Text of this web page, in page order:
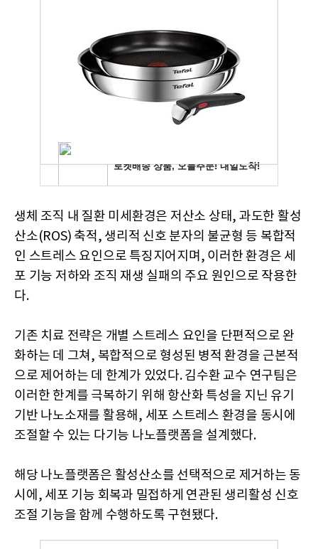
생체 조직 내 질환 미세환경은 저산소 상태, 과도한 활성
산소(ROS) 축적, 생리적 신호 분자의 불균형 등 복합적
인 스트레스 요인으로 특징지어지며, 이러한 환경은 세
포 기능 저하와 조직 재생 실패의 주요 원인으로 작용한
다.
기존 치료 전략은 개별 스트레스 요인을 단편적으로 완
화하는 데 그쳐, 복합적으로 형성된 병적 환경을 근본적
으로 제어하는 데 한계가 있었다. 김수환 교수 연구팀은
이러한 한계를 극복하기 위해 항산화 특성을 지닌 유기
기반 나노소재를 활용해, 세포 스트레스 환경을 동시에
조절할 수 있는 다기능 나노플랫폼을 설계했다.
해당 나노플랫폼은 활성산소를 선택적으로 제거하는 동
시에, 세포 기능 회복과 밀접하게 연관된 생리활성 신호
조절 기능을 함께 수행하도록 구현됐다.